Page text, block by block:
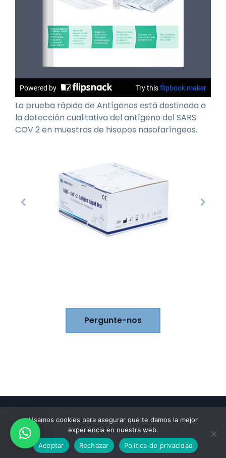
La prueba rápida de Antígenos está destinada a
la detección cualitativa del antígeno del SARS
COV 2 en muestras de hisopos nasofaríngeos.
Pergunte-nos
WEB DESARROLLADA PORCOCO GLOBAL
MEDIA
Usamos cookies para asegurar que te damos la mejor
experiencia en nuestra web.
Aceptar
Rechazar Política de privacidad